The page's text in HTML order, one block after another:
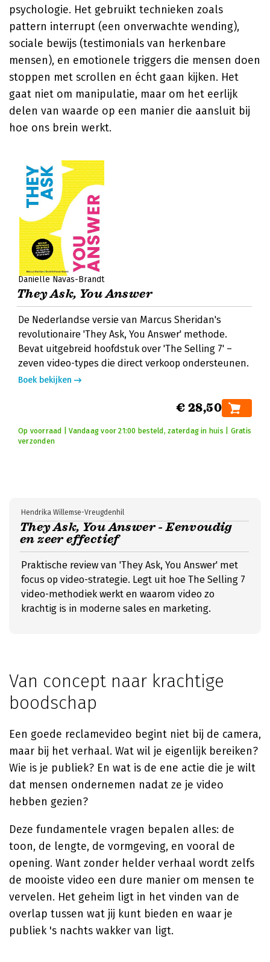
psychologie. Het gebruikt technieken zoals
pattern interrupt (een onverwachte wending),
sociale bewijs (testimonials van herkenbare
mensen), en emotionele triggers die mensen doen
stoppen met scrollen en écht gaan kijken. Het
gaat niet om manipulatie, maar om het eerlijk
delen van waarde op een manier die aansluit bij
hoe ons brein werkt.
Danielle Navas-Brandt
They Ask, You Answer
De Nederlandse versie van Marcus Sheridan's
revolutionaire 'They Ask, You Answer' methode.
Bevat uitgebreid hoofdstuk over 'The Selling 7' –
zeven video-types die direct verkoop ondersteunen.
Boek bekijken
€ 28,50
Op voorraad | Vandaag voor 21:00 besteld, zaterdag in huis | Gratis
verzonden
They Ask, You Answer - Eenvoudig
en zeer effectief
Hendrika Willemse-Vreugdenhil
Praktische review van 'They Ask, You Answer' met
focus op video-strategie. Legt uit hoe The Selling 7
video-methodiek werkt en waarom video zo
krachtig is in moderne sales en marketing.
Van concept naar krachtige
boodschap
Een goede reclamevideo begint niet bij de camera,
maar bij het verhaal. Wat wil je eigenlijk bereiken?
Wie is je publiek? En wat is de ene actie die je wilt
dat mensen ondernemen nadat ze je video
hebben gezien?
Deze fundamentele vragen bepalen alles: de
toon, de lengte, de vormgeving, en vooral de
opening. Want zonder helder verhaal wordt zelfs
de mooiste video een dure manier om mensen te
vervelen. Het geheim ligt in het vinden van de
overlap tussen wat jij kunt bieden en waar je
publiek 's nachts wakker van ligt.